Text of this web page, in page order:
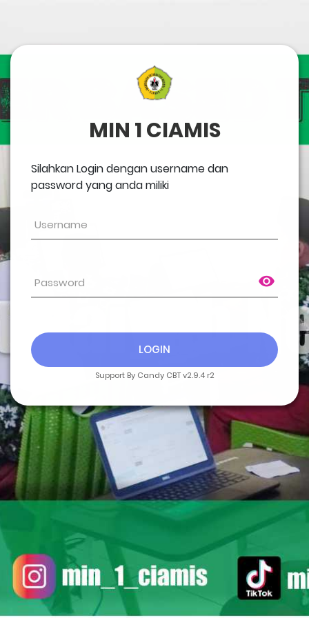
MIN 1 CIAMIS
Silahkan Login dengan username dan
password yang anda miliki
LOGIN
Support By Candy CBT v2.9.4 r2